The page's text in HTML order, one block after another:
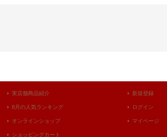
実店舗商品紹介
8月の人気ランキング
オンラインショップ
ショッピングカート
新規登録
ログイン
マイページ